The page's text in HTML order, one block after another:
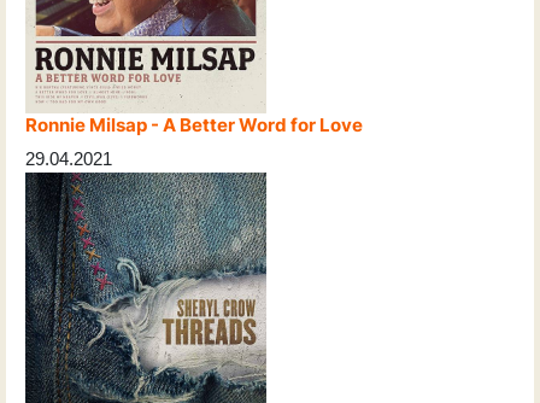
Ronnie Milsap - A Better Word for Love
29.04.2021